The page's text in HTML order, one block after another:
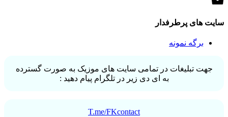
سایت های پرطرفدار
برگه نمونه
جهت تبلیغات در تمامی سایت های موزیک به صورت گسترده
به ای دی زیر در تلگرام پیام دهید :
T.me/FKcontact